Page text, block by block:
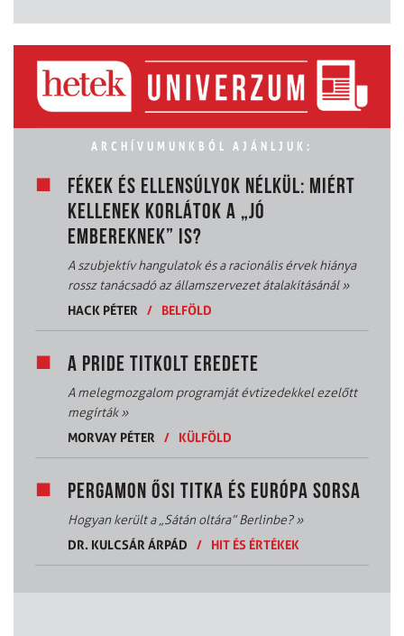
ARCHÍVUMUNKBÓL AJÁNLJUK:
FÉKEK ÉS ELLENSÚLYOK NÉLKÜL: MIÉRT
KELLENEK KORLÁTOK A „JÓ
EMBEREKNEK” IS?
A szubjektív hangulatok és a racionális érvek hiánya
rossz tanácsadó az államszervezet átalakításánál»
HACK PÉTER
/ BELFÖLD
A PRIDE TITKOLT EREDETE
A melegmozgalom programját évtizedekkel ezelőtt
megírták»
MORVAY PÉTER
/ KÜLFÖLD
PERGAMON ŐSI TITKA ÉS EURÓPA SORSA
Hogyan került a „Sátán oltára” Berlinbe?»
DR. KULCSÁR ÁRPÁD
/ HIT ÉS ÉRTÉKEK